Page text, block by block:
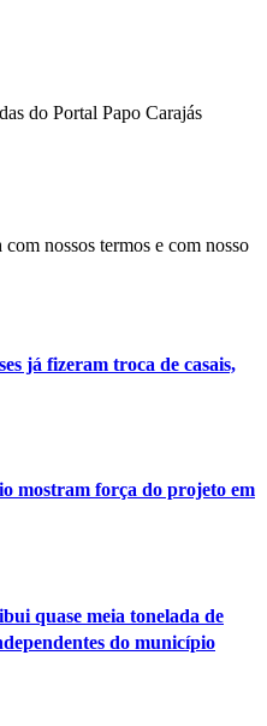
do Portal Papo Carajás
nossos termos e com nosso
já fizeram troca de casais,
mostram força do projeto em
quase meia tonelada de
do município